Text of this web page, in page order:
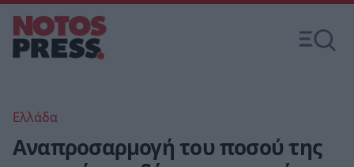
Ελλάδα
Αναπροσαρμογή του ποσού της